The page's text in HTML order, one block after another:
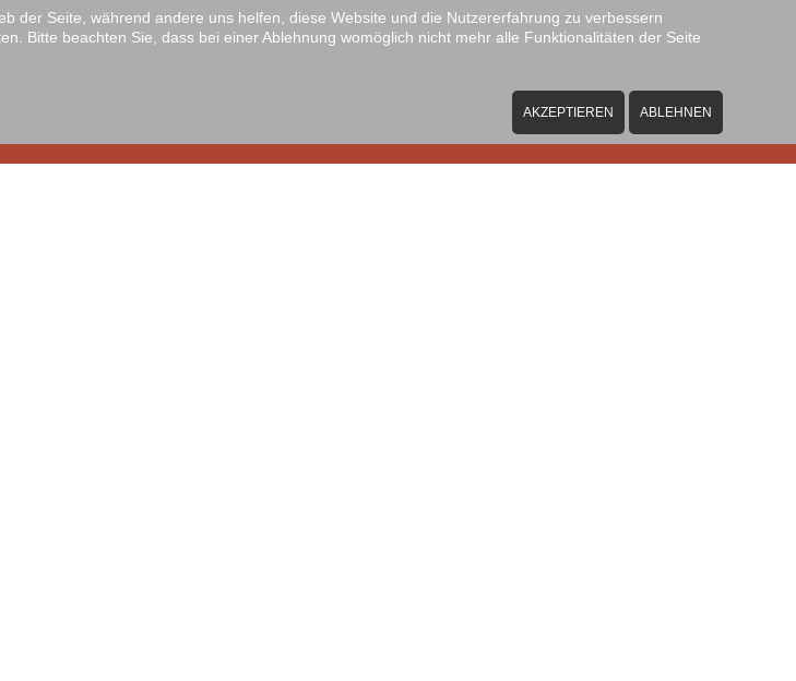
der Seite, während andere uns helfen, diese Website und die Nutzererfahrung zu verbessern
Bitte beachten Sie, dass bei einer Ablehnung womöglich nicht mehr alle Funktionalitäten der Seite
AKZEPTIEREN ABLEHNEN